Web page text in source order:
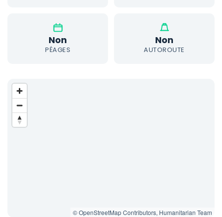
Non
PÉAGES
Non
AUTOROUTE
© OpenStreetMap Contributors, Humanitarian Team